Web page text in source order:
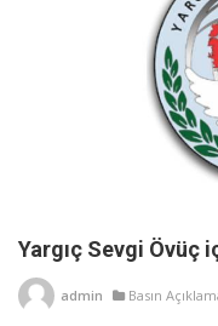
Yargıç Sevgi Övüç
admin Basın